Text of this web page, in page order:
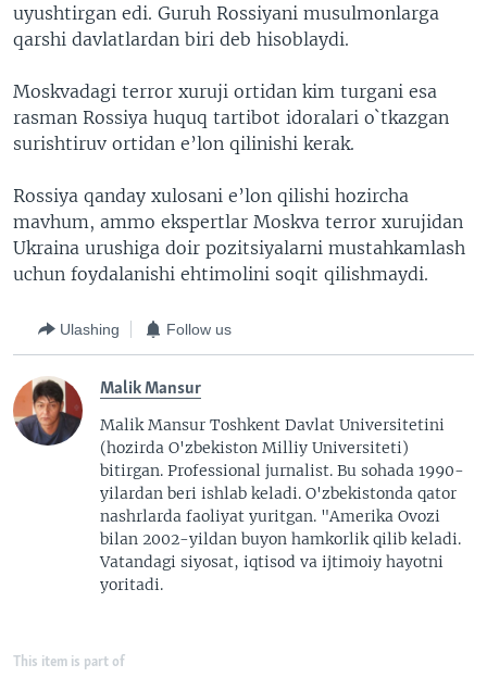
uyushtirgan edi. Guruh Rossiyani musulmonlarga
qarshi davlatlardan biri deb hisoblaydi.
Moskvadagi terror xuruji ortidan kim turgani esa
rasman Rossiya huquq tartibot idoralari o`tkazgan
surishtiruv ortidan e’lon qilinishi kerak.
Rossiya qanday xulosani e’lon qilishi hozircha
mavhum, ammo ekspertlar Moskva terror xurujidan
Ukraina urushiga doir pozitsiyalarni mustahkamlash
uchun foydalanishi ehtimolini soqit qilishmaydi.
Ulashing Follow us
Malik Mansur
Malik Mansur Toshkent Davlat Universitetini
(hozirda O'zbekiston Milliy Universiteti)
bitirgan. Professional jurnalist. Bu sohada 1990-
yilardan beri ishlab keladi. O'zbekistonda qator
nashrlarda faoliyat yuritgan. "Amerika Ovozi
bilan 2002-yildan buyon hamkorlik qilib keladi.
Vatandagi siyosat, iqtisod va ijtimoiy hayotni
yoritadi.
This item is part of